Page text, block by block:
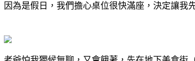
因為是假日，我們擔心桌位很快滿座，決定讓我